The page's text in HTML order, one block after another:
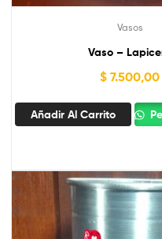
Vasos
Vaso –
$ 7.500,00
Añadir Al Carrito